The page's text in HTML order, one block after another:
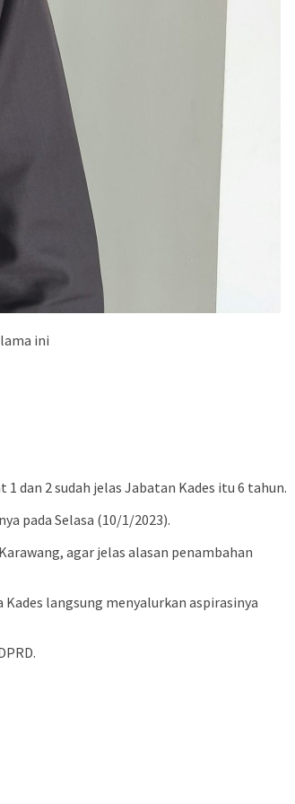
ini
dan 2 sudah jelas Jabatan Kades itu 6 tahun.
pada Selasa (10/1/2023).
agar jelas alasan penambahan
langsung menyalurkan aspirasinya